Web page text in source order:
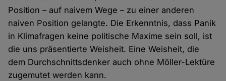
Position – auf naivem Wege – zu einer anderen
naiven Position gelangte. Die Erkenntnis, dass Panik
in Klimafragen keine politische Maxime sein soll, ist
die uns präsentierte Weisheit. Eine Weisheit, die
dem Durchschnittsdenker auch ohne Möller-Lektüre
zugemutet werden kann.